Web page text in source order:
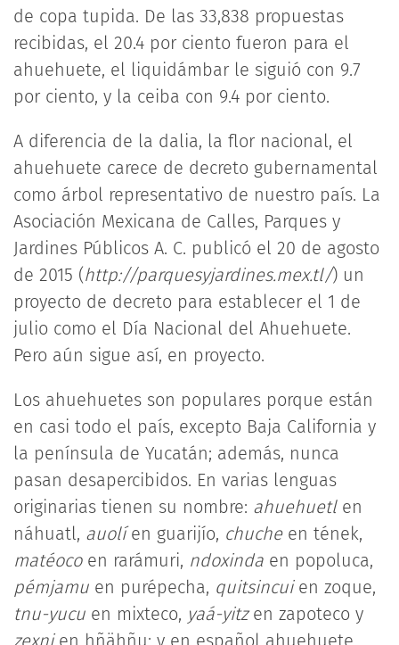
de copa tupida. De las 33,838 propuestas
recibidas, el 20.4 por ciento fueron para el
ahuehuete, el liquidámbar le siguió con 9.7
por ciento, y la ceiba con 9.4 por ciento.
A diferencia de la dalia, la flor nacional, el
ahuehuete carece de decreto gubernamental
como árbol representativo de nuestro país. La
Asociación Mexicana de Calles, Parques y
Jardines Públicos A. C. publicó el 20 de agosto
de 2015 (http://parquesyjardines.mex.tl/) un
proyecto de decreto para establecer el 1 de
julio como el Día Nacional del Ahuehuete.
Pero aún sigue así, en proyecto.
Los ahuehuetes son populares porque están
en casi todo el país, excepto Baja California y
la península de Yucatán; además, nunca
pasan desapercibidos. En varias lenguas
originarias tienen su nombre: ahuehuetlen
náhuatl, auolíen guarijío, chucheen tének,
matéocoen rarámuri, ndoxinda en popoluca,
pémjamu en purépecha, quitsincuien zoque,
tnu-yucu en mixteco, yaá-yitzen zapoteco y
zexnien hñähñu; y en español ahuehuete,